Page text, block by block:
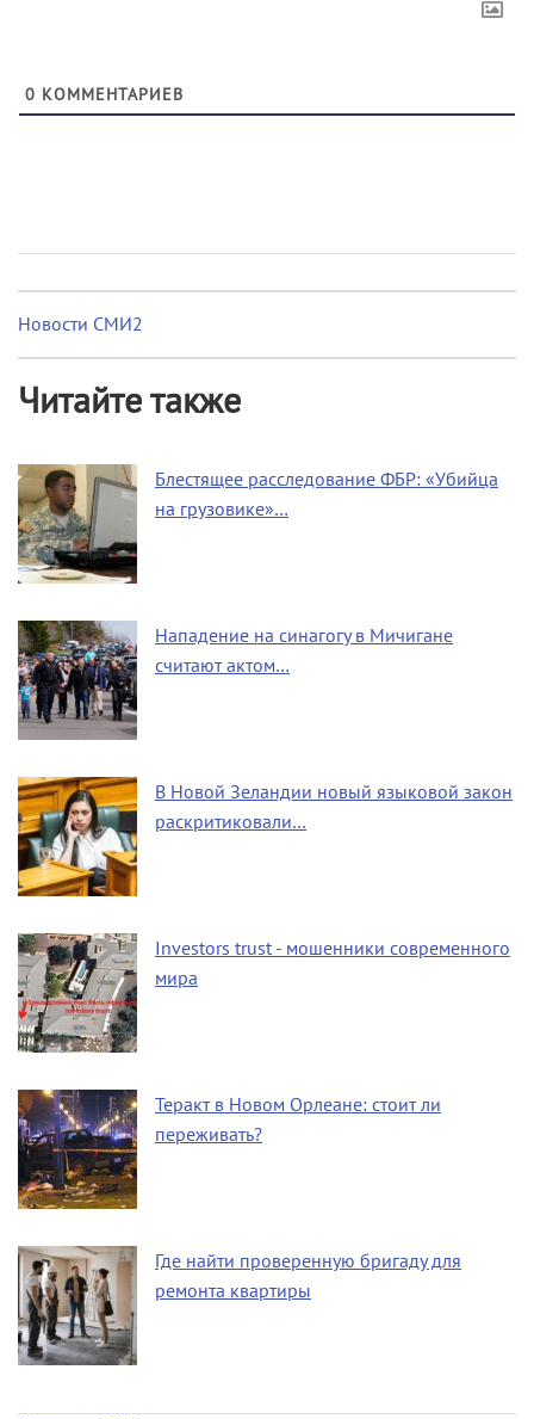
0 КОММЕНТАРИЕВ
Новости СМИ2
Читайте также
Блестящее расследование ФБР: «Убийца
на грузовике»…
Нападение на синагогу в Мичигане
считают актом…
В Новой Зеландии новый языковой закон
раскритиковали…
Investors trust - мошенники современного
мира
Теракт в Новом Орлеане: стоит ли
переживать?
Где найти проверенную бригаду для
ремонта квартиры